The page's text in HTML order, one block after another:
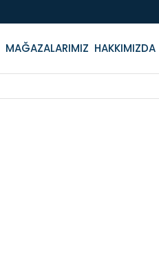
MAĞAZALARIMIZ HAKKIMIZDA